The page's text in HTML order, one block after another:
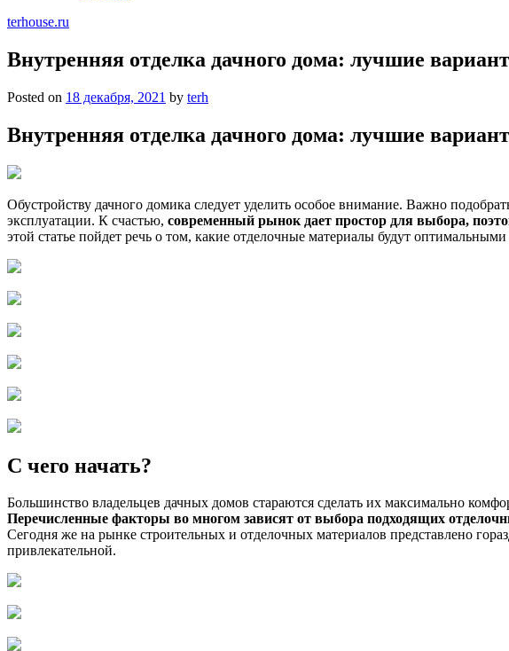
terhouse.ru
Внутренняя отделка дачного дома: лучшие
Posted on 18 декабря, 2021 by terh
Внутренняя отделка дачного дома: лучшие
Обустройству дачного домика следует уделить особое внимание. Важно
эксплуатации. К счастью, современный рынок дает простор для выбора,
этой статье пойдет речь о том, какие отделочные материалы будут
С чего начать?
Большинство владельцев дачных домов стараются сделать их максимально
Перечисленные факторы во многом зависят от выбора подходящих
Сегодня же на рынке строительных и отделочных материалов представлено
привлекательной.